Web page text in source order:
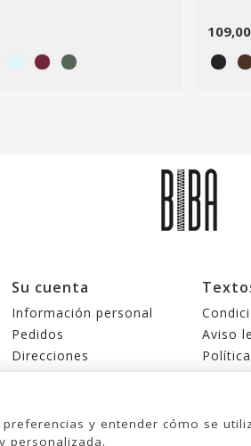
Su cuenta
Información personal
Pedidos
Direcciones
Cupones de descuento
Aviso
y entender cómo se
personalizada.